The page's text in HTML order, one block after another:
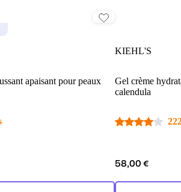
apaisant pour peaux
KIEHL'S
Gel crème
calendula
58,00 €